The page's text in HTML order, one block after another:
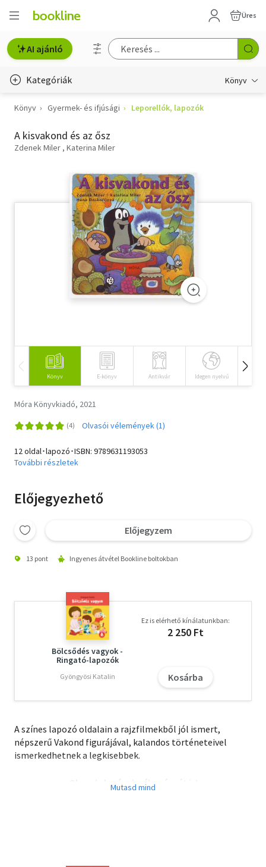
Üres
AI ajánló
Kategóriák Könyv
Életmód, egészség
Erotika
Hobbi, szabadidő
Szótár, nyelvkönyv
Természettudomány
Történelem
Könyv Gyermek- és ifjúsági Leporellók, lapozók
A kisvakond és az ősz
Zdenek Miler Katerina Miler
Könyv E-könyv Antikvár Idegen nyelvű
Móra Könyvkiadó, 2021
Olvasói vélemények (1)
12 oldal･lapozó･ISBN: 9789631193053
További részletek
Előjegyezhető
Előjegyzem
13 pont Ingyenes átvétel Bookline boltokban
Bölcsődés vagyok -
Ringató-lapozók
Gyöngyösi Katalin
Ez is elérhető kínálatunkban:
2 250 Ft
Kosárba
A színes lapozó oldalain a rajzfilmekből jól ismert,
népszerű Vakond figurájával, kalandos történeteivel
ismerkedhetnek a legkisebbek.
Olvasd el mások véleményét is!